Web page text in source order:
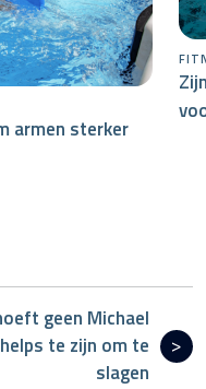
armen sterker
geen Michael
te zijn om te
slagen